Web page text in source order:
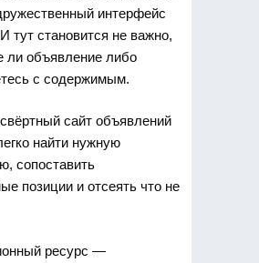
интерфейс
тут становится не важно,
ли объявление либо
с содержимым.
сайт объявлений
найти нужную
сопоставить
позиции и отсеять что не
ресурс —